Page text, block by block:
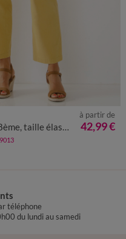
52 54
élastiquée, lin coton
à partir de
42,99 €
téléphone
du lundi au samedi